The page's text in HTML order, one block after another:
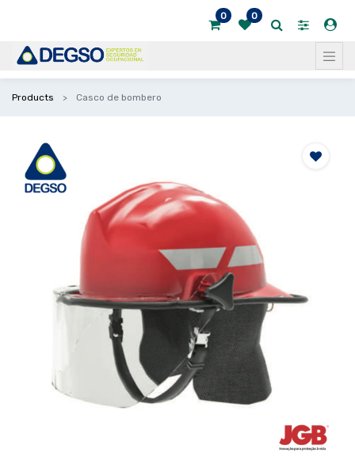
0 0
Products Casco de bombero